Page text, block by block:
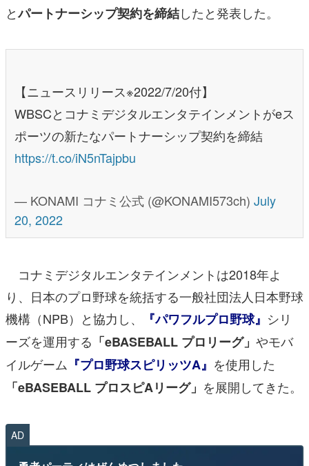
電ファミニコゲーマーとは？
とパートナーシップ契約を締結したと発表した。
【ニュースリリース※2022/7/20付】
WBSCとコナミデジタルエンタテインメントがeス
ポーツの新たなパートナーシップ契約を締結
https://t.co/iN5nTajpbu
— KONAMI コナミ公式 (@KONAMI573ch) July
20, 2022
コナミデジタルエンタテインメントは2018年よ
り、日本のプロ野球を統括する一般社団法人日本野球
機構（NPB）と協力し、
『パワフルプロ野球』 シリ
ーズを運用する 「eBASEBALL プロリーグ」 やモバ
イルゲーム 『プロ野球スピリッツA』 を使用した
「eBASEBALL プロスピAリーグ」 を展開してきた。
AD